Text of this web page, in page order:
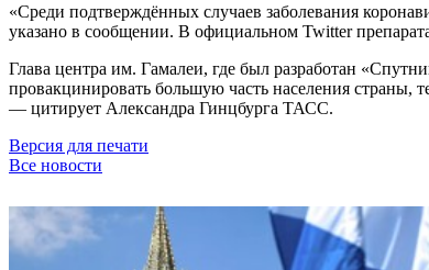
«Среди подтверждённых случаев заболевания
указано в сообщении. В официальном Twitter
Глава центра им. Гамалеи, где был разработан
провакцинировать большую часть населения
— цитирует Александра Гинцбурга ТАСС.
Версия для печати
Все новости